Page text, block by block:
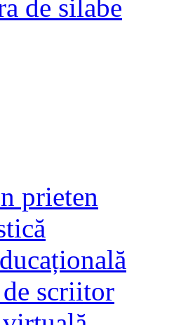
de silabe
prieten
scriitor